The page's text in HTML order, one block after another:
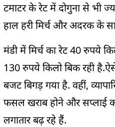
टमाटर के रेट में दोगुना से भी
हाल हरी मिर्च और अदरक के
मंडी में मिर्च का रेट 40 रुपये
130 रुपये किलो बिक रही है.
बजट बिगड़ गया है. वहीं,
फसल खराब होने और सप्लाई
लगातार बढ़ रहे हैं.